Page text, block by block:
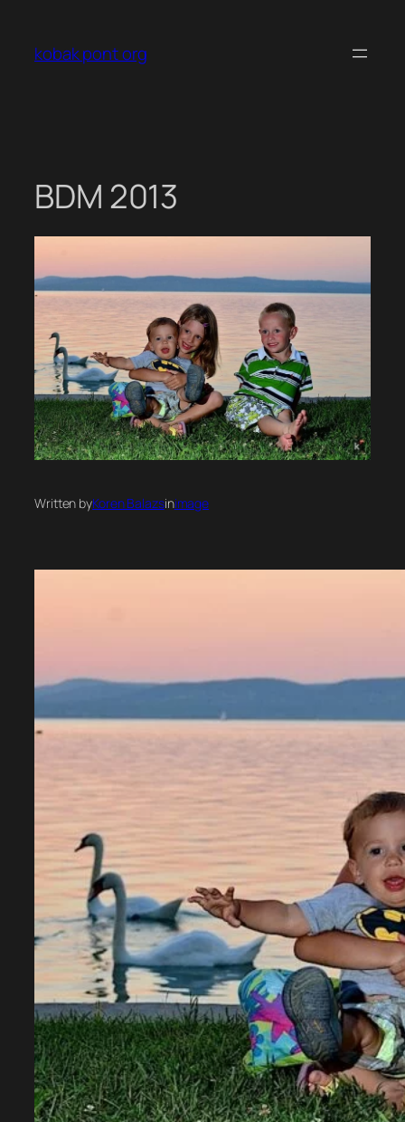
tartalomhoz
kobak pont org
BDM 2013
Written byKoren Balazsinimage